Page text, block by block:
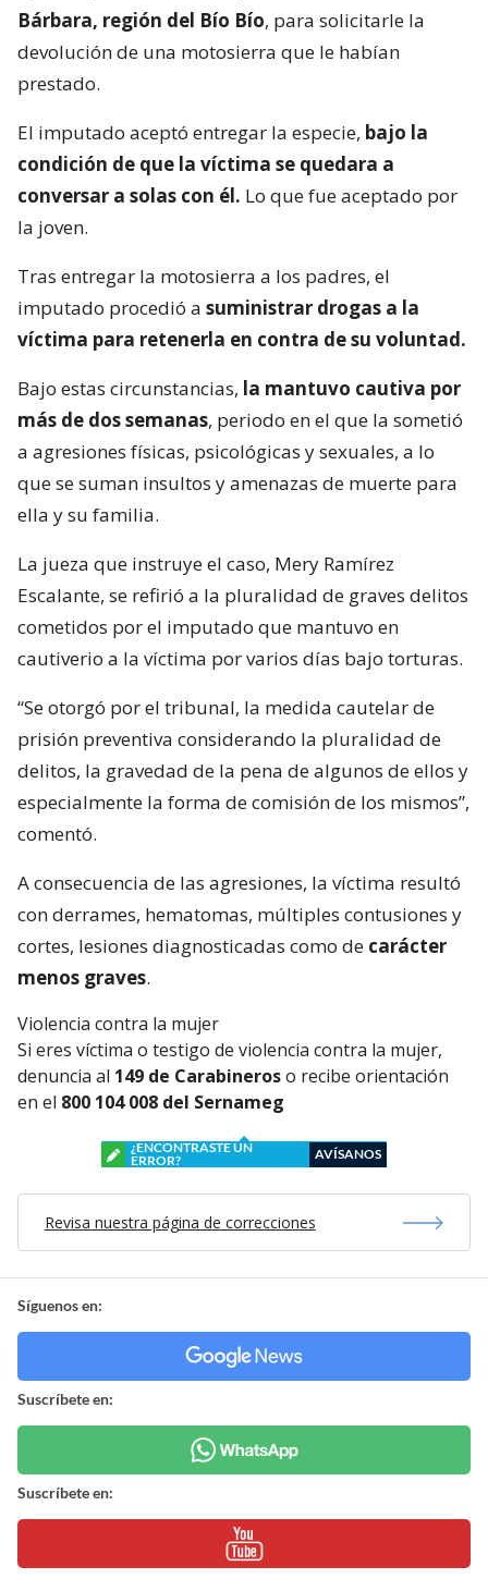
Bárbara, región del Bío Bío, para solicitarle la
devolución de una motosierra que le habían
prestado.
El imputado aceptó entregar la especie, bajo la
condición de que la víctima se quedara a
conversar a solas con él. Lo que fue aceptado por
la joven.
Tras entregar la motosierra a los padres, el
imputado procedió a suministrar drogas a la
víctima para retenerla en contra de su voluntad.
Bajo estas circunstancias, la mantuvo cautiva por
más de dos semanas, periodo en el que la sometió
a agresiones físicas, psicológicas y sexuales, a lo
que se suman insultos y amenazas de muerte para
ella y su familia.
La jueza que instruye el caso, Mery Ramírez
Escalante, se refirió a la pluralidad de graves delitos
cometidos por el imputado que mantuvo en
cautiverio a la víctima por varios días bajo torturas.
“Se otorgó por el tribunal, la medida cautelar de
prisión preventiva considerando la pluralidad de
delitos, la gravedad de la pena de algunos de ellos y
especialmente la forma de comisión de los mismos”,
comentó.
A consecuencia de las agresiones, la víctima resultó
con derrames, hematomas, múltiples contusiones y
cortes, lesiones diagnosticadas como de carácter
menos graves.
Violencia contra la mujer
Si eres víctima o testigo de violencia contra la mujer,
denuncia al 149 de Carabineroso recibe orientación
en el 800 104 008 del Sernameg
¿ENCONTRASTE UN
ERROR?
AVÍSANOS
Revisa nuestra página de correcciones
Síguenos en:
Suscríbete en:
Suscríbete en: